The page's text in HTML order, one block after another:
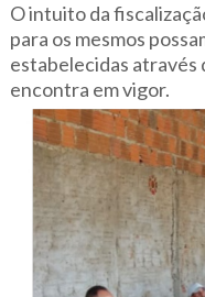
O intuito da
para os mesmos
estabelecidas através
encontra em vigor.